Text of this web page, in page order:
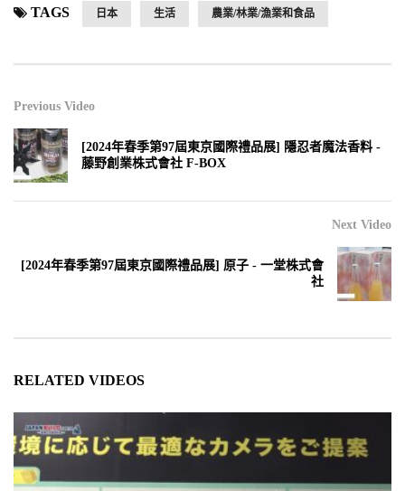
TAGS 日本 生活 農業/林業/漁業和食品
Previous Video
[2024年春季第97屆東京國際禮品展] 隱忍者魔法香料 -
藤野創業株式會社 F-BOX
Next Video
[2024年春季第97屆東京國際禮品展] 原子 - 一堂株式會
社
RELATED VIDEOS